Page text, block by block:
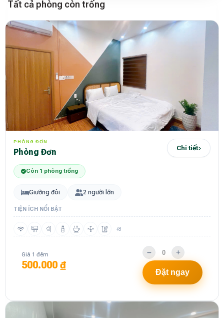
Tất cả phòng còn trống
PHÒNG ĐƠN
Phòng Đơn Chi tiết
Còn 1 phòng trống
Giường đôi 2 người lớn
TIỆN ÍCH NỔI BẬT
+8
Giá 1 đêm
500.000 ₫
Đặt ngay